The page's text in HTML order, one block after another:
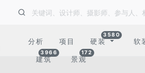
分析 项目 硬装
3580
软
建筑
3966
景观
172